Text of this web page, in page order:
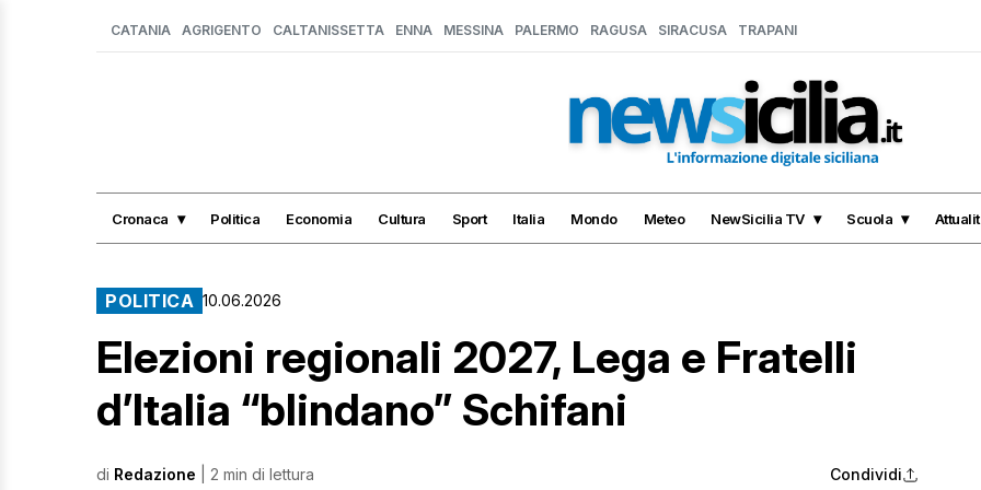
CATANIA AGRIGENTO CALTANISSETTA ENNA MESSINA PALERMO RAGUSA SIRACUSA TRAPANI
Cronaca Politica Economia Cultura Sport Italia Mondo Meteo NewSicilia TV Scuola
POLITICA 10.06.2026
Elezioni regionali 2027, Lega e Fratelli
d’Italia “blindano” Schifani
di Redazione | 2 min di lettura Condividi